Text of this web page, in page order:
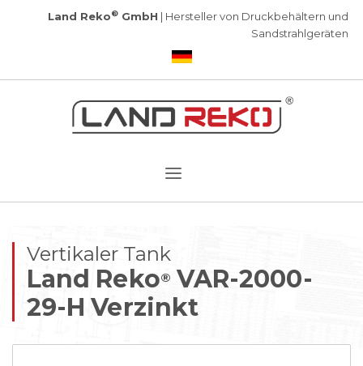
Land Reko® GmbH | Hersteller von Druckbehältern und
Sandstrahlgeräten
Vertikaler Tank
Land Reko® VAR-2000-
29-H Verzinkt